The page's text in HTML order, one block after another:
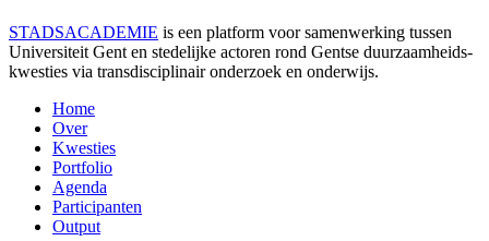
STADSACADEMIE is een platform voor samenwerking tussen
Universiteit Gent en stedelijke actoren rond Gentse duurzaamheids­
kwesties via transdisciplinair onderzoek en onderwijs.
Home
Over
Kwesties
Portfolio
Agenda
Participanten
Output